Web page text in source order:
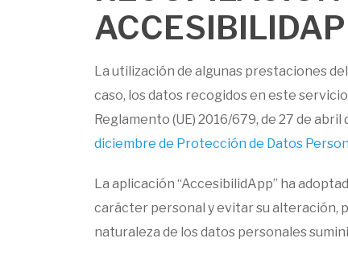
La utilización de algunas prestaciones
caso, los datos recogidos en este
Reglamento (UE) 2016/679, de 27 de
diciembre de Protección de Datos
La aplicación “AccesibilidApp” ha
carácter personal y evitar su alteración,
naturaleza de los datos personales